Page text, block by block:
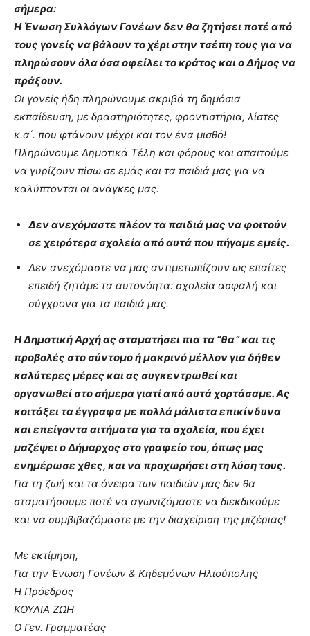
σήμερα:
Η Ένωση Συλλόγων Γονέων δεν θα ζητήσει ποτέ από
τους γονείς να βάλουν το χέρι στην τσέπη τους για να
πληρώσουν όλα όσα οφείλει το κράτος και ο Δήμος να
πράξουν.
Οι γονείς ήδη πληρώνουμε ακριβά τη δημόσια
εκπαίδευση, με δραστηριότητες, φροντιστήρια, λίστες
κ.α΄. που φτάνουν μέχρι και τον ένα μισθό!
Πληρώνουμε Δημοτικά Τέλη και φόρους και απαιτούμε
να γυρίζουν πίσω σε εμάς και τα παιδιά μας για να
καλύπτονται οι ανάγκες μας.
Δεν ανεχόμαστε πλέον τα παιδιά μας να φοιτούν
σε χειρότερα σχολεία από αυτά που πήγαμε εμείς.
Δεν ανεχόμαστε να μας αντιμετωπίζουν ως επαίτες
επειδή ζητάμε τα αυτονόητα: σχολεία ασφαλή και
σύγχρονα για τα παιδιά μας.
Η Δημοτική Αρχή ας σταματήσει πια τα “θα” και τις
προβολές στο σύντομο ή μακρινό μέλλον για δήθεν
καλύτερες μέρες και ας συγκεντρωθεί και
οργανωθεί στο σήμερα γιατί από αυτά χορτάσαμε. Ας
κοιτάξει τα έγγραφα με πολλά μάλιστα επικίνδυνα
και επείγοντα αιτήματα για τα σχολεία, που έχει
μαζέψει ο Δήμαρχος στο γραφείο του, όπως μας
ενημέρωσε χθες, και να προχωρήσει στη λύση τους.
Για τη ζωή και τα όνειρα των παιδιών μας δεν θα
σταματήσουμε ποτέ να αγωνιζόμαστε να διεκδικούμε
και να συμβιβαζόμαστε με την διαχείριση της μιζέριας!
Με εκτίμηση,
Για την Ένωση Γονέων & Κηδεμόνων Ηλιούπολης
Η Πρόεδρος
ΚΟΥΛΙΑ ΖΩΗ
Ο Γεν. Γραμματέας